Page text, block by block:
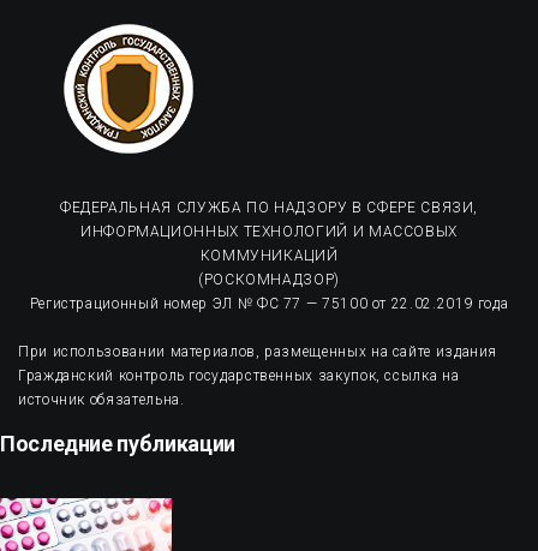
ФЕДЕРАЛЬНАЯ СЛУЖБА ПО НАДЗОРУ В СФЕРЕ СВЯЗИ,
ИНФОРМАЦИОННЫХ ТЕХНОЛОГИЙ И МАССОВЫХ
КОММУНИКАЦИЙ
(РОСКОМНАДЗОР)
Регистрационный номер ЭЛ № ФС 77 — 75100 от 22.02.2019 года
При использовании материалов, размещенных на сайте издания
Гражданский контроль государственных закупок, ссылка на
источник обязательна.
Последние публикации